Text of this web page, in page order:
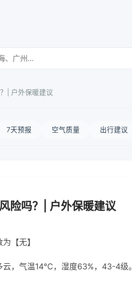
| 户外保暖建议
7天预报 空气质量 出行建议
险吗？| 户外保暖建议
【无】
云，气温14℃，湿度63%，43-4级。